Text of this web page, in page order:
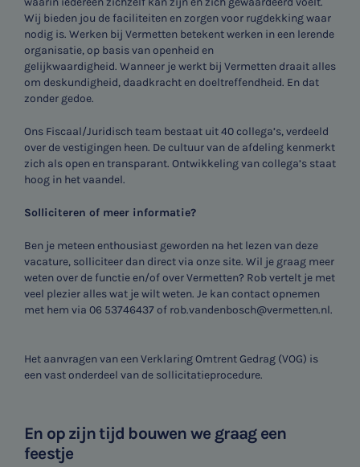
Wij bieden jou de faciliteiten en zorgen voor rugdekking waar
nodig is. Werken bij Vermetten betekent werken in een lerende
organisatie, op basis van openheid en
gelijkwaardigheid. Wanneer je werkt bij Vermetten draait alles
om deskundigheid, daadkracht en doeltreffendheid. En dat
zonder gedoe.
Ons Fiscaal/Juridisch team bestaat uit 40 collega’s, verdeeld
over de vestigingen heen. De cultuur van de afdeling kenmerkt
zich als open en transparant. Ontwikkeling van collega’s staat
hoog in het vaandel.
Solliciteren of meer informatie?
Ben je meteen enthousiast geworden na het lezen van deze
vacature, solliciteer dan direct via onze site. Wil je graag meer
weten over de functie en/of over Vermetten? Rob vertelt je met
veel plezier alles wat je wilt weten. Je kan contact opnemen
met hem via 06 53746437 of rob.vandenbosch@vermetten.nl.
Het aanvragen van een Verklaring Omtrent Gedrag (VOG) is
een vast onderdeel van de sollicitatieprocedure.
En op zijn tijd bouwen we graag een
feestje